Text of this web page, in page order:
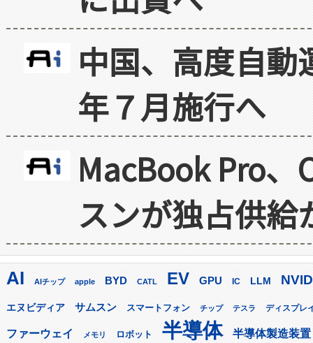
中国、高度自
年７月施行へ
MacBook Pro
スンが独占供給
AI AIチップ apple BYD CATL EV GPU IC LLM
エヌビディア サムスン スマートフォン チップ テスラ ディスプレ
ファーウェイ メモリ ロボット 半導体 半導体製造装置